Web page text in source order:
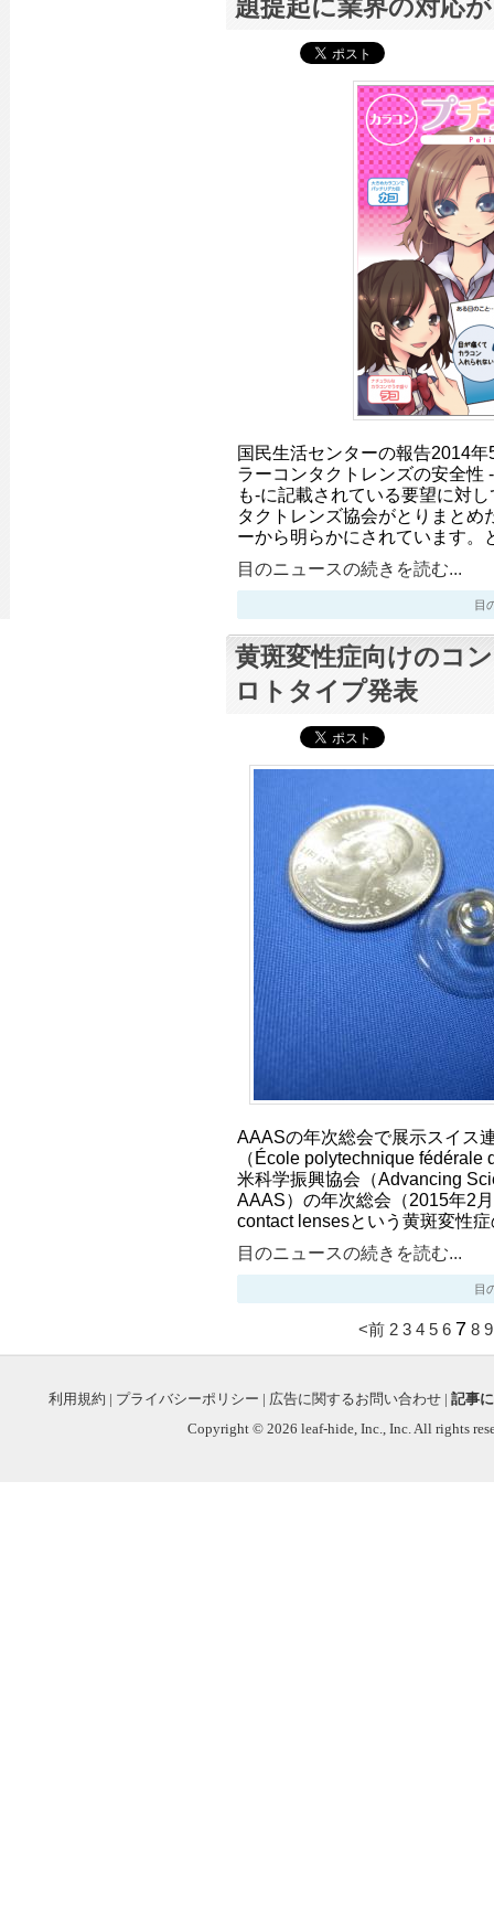
題提起に業界の対応
国民生活センターの報告2014
ラーコンタクトレンズの安全性
も-に記載されている要望に対
タクトレンズ協会がとりまとめ
ーから明らかにされています
目のニュースの続きを読む...
目
黄斑変性症向けのコ
ロトタイプ発表
AAASの年次総会で展示スイス
（École polytechnique
米科学振興協会（Advancing
AAAS）の年次総会（2015年2
contact lensesという黄斑変性
目のニュースの続きを読む...
目
<前 2 3 4 5 6 7 8 9
利用規約 | プライバシーポリシー | 広告に関するお問い合わせ | 記事
Copyright © 2026 leaf-hide, Inc., Inc. All rights